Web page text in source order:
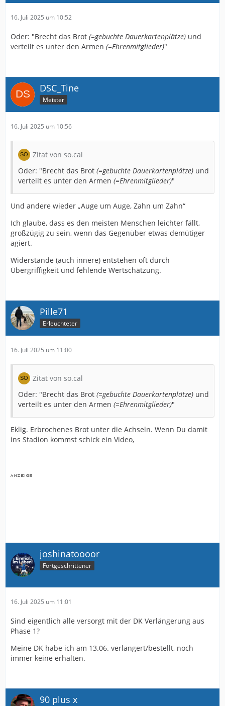
16. Juli 2025 um 10:52
Oder: "Brecht das Brot (=gebuchte Dauerkartenplätze) und
verteilt es unter den Armen (=Ehrenmitglieder)"
DSC_Tine
Meister
16. Juli 2025 um 10:56
Zitat von so.cal
Oder: "Brecht das Brot (=gebuchte Dauerkartenplätze) und
verteilt es unter den Armen (=Ehrenmitglieder)"
Und andere wieder „Auge um Auge, Zahn um Zahn“
Ich glaube, dass es den meisten Menschen leichter fällt,
großzügig zu sein, wenn das Gegenüber etwas demütiger
agiert.
Widerstände (auch innere) entstehen oft durch
Übergriffigkeit und fehlende Wertschätzung.
Pille71
Erleuchteter
16. Juli 2025 um 11:00
Zitat von so.cal
Oder: "Brecht das Brot (=gebuchte Dauerkartenplätze) und
verteilt es unter den Armen (=Ehrenmitglieder)"
Eklig. Erbrochenes Brot unter die Achseln. Wenn Du damit
ins Stadion kommst schick ein Video,
joshinatoooor
Fortgeschrittener
16. Juli 2025 um 11:01
Sind eigentlich alle versorgt mit der DK Verlängerung aus
Phase 1?
Meine DK habe ich am 13.06. verlängert/bestellt, noch
immer keine erhalten.
90 plus x